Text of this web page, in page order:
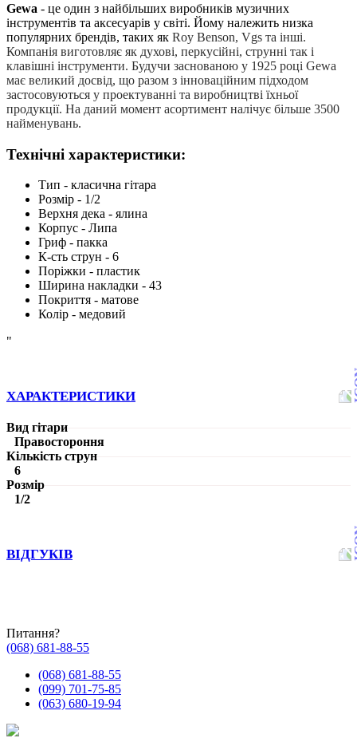
Gewa - це один з найбільших виробників музичних
інструментів та аксесуарів у світі. Йому належить низка
популярних брендів, таких як Roy Benson, Vgs та інші.
Компанія виготовляє як духові, перкусійні, струнні так і
клавішні інструменти. Будучи заснованою у 1925 році Gewa
має великий досвід, що разом з інноваційним підходом
застосовуються у проектуванні та виробництві їхньої
продукції. На даний момент асортимент налічує більше 3500
найменувань.
Технічні характеристики:
Тип - класична гітара
Розмір - 1/2
Верхня дека - ялина
Корпус - Липа
Гриф - пакка
К-сть струн - 6
Поріжки - пластик
Ширина накладки - 43
Покриття - матове
Колір - медовий
"
ХАРАКТЕРИСТИКИ
Вид гітари
Правостороння
Кількість струн
6
Розмір
1/2
ВІДГУКІВ
Питання?
(068) 681-88-55
(068) 681-88-55
(099) 701-75-85
(063) 680-19-94